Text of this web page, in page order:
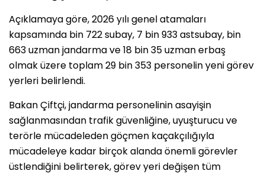
Açıklamaya göre, 2026 yılı genel atamaları
kapsamında bin 722 subay, 7 bin 933 astsubay, bin
663 uzman jandarma ve 18 bin 35 uzman erbaş
olmak üzere toplam 29 bin 353 personelin yeni görev
yerleri belirlendi.
Bakan Çiftçi, jandarma personelinin asayişin
sağlanmasından trafik güvenliğine, uyuşturucu ve
terörle mücadeleden göçmen kaçakçılığıyla
mücadeleye kadar birçok alanda önemli görevler
üstlendiğini belirterek, görev yeri değişen tüm